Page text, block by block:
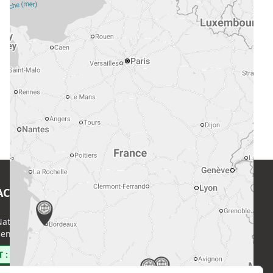
de l’Expertise (CNE)
Regnault, 75014 Paris
: 0800 00 80 89
EN SAVOIR PLUS
Formations
Nous rejoindre
Partenaires